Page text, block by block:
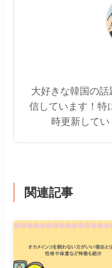
大好きな韓国の
信しています！特
時更新して
関連記事